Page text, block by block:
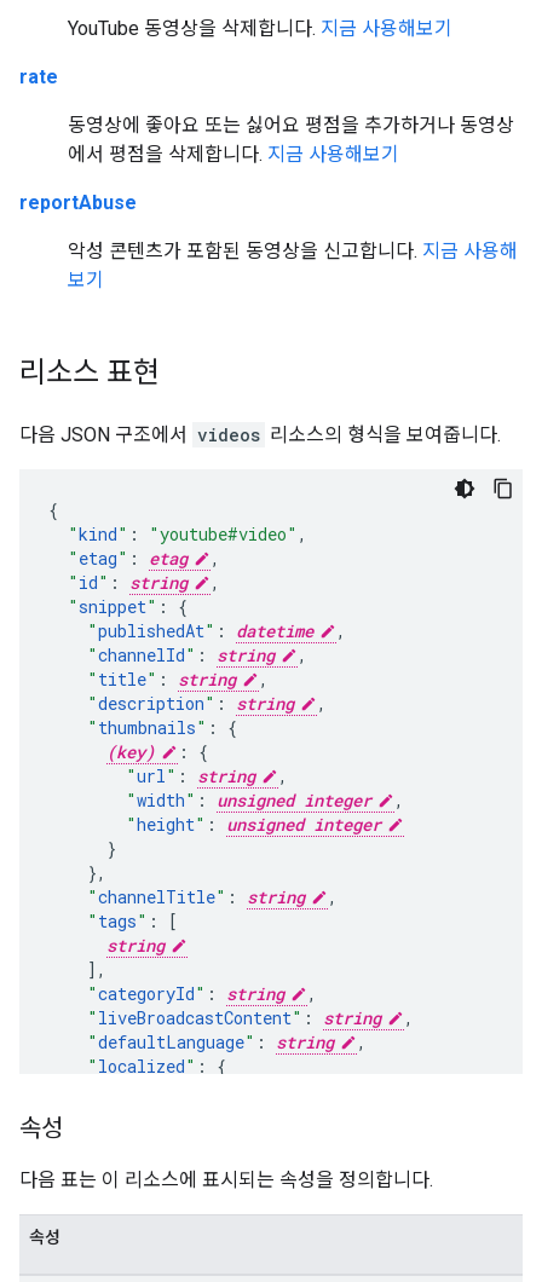
YouTube 동영상을 삭제합니다. 지금 사용해보기
rate
동영상에 좋아요 또는 싫어요 평점을 추가하거나 동영상
에서 평점을 삭제합니다. 지금 사용해보기
reportAbuse
악성 콘텐츠가 포함된 동영상을 신고합니다. 지금 사용해
보기
리소스 표현
다음 JSON 구조에서 videos 리소스의 형식을 보여줍니다.
"kind" : "youtube#video" ,
" etag" : etag
,
" id" : string
,
"snippet" :
"publishedAt" : datetime
,
"channelId" : string
,
" title" : string
,
"description" : string
,
" thumbnails" :
(key)
:
"url" : string
,
"width" : unsigned integer
,
"height" :
unsigned integer
},
"channelTitle" : string
,
" tags" :
[
string
],
"categoryId" : string
,
" liveBroadcastContent" : string
,
"defaultLanguage" : string
,
" localized" :
},
"contentDetails":
속성
다음 표는 이 리소스에 표시되는 속성을 정의합니다.
속성